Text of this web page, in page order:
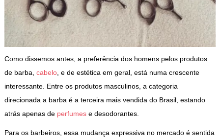
Como dissemos antes, a preferência dos homens pelos produtos
de barba, cabelo, e de estética em geral, está numa crescente
interessante. Entre os produtos masculinos, a categoria
direcionada a barba é a terceira mais vendida do Brasil, estando
atrás apenas de perfumese desodorantes.
Para os barbeiros, essa mudança expressiva no mercado é sentida